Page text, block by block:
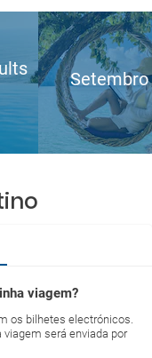
Setembro
viagem?
os bilhetes electrónicos.
será enviada por